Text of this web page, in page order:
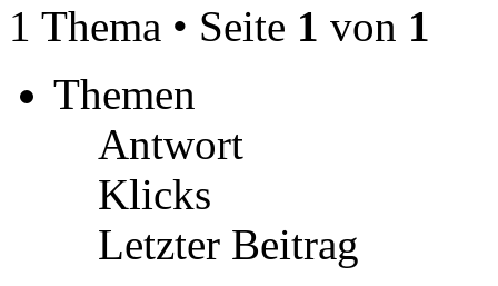
1 Thema • Seite 1 von 1
Themen
Antwort
Klicks
Letzter Beitrag